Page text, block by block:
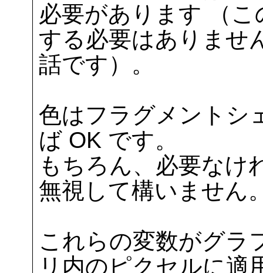
必要があります （
する必要はありませ
話です）。
色はフラグメントシ
ば OK です。
もちろん、必要なけ
無視して構いません
これらの変数がグラ
リ内のピクセルに適